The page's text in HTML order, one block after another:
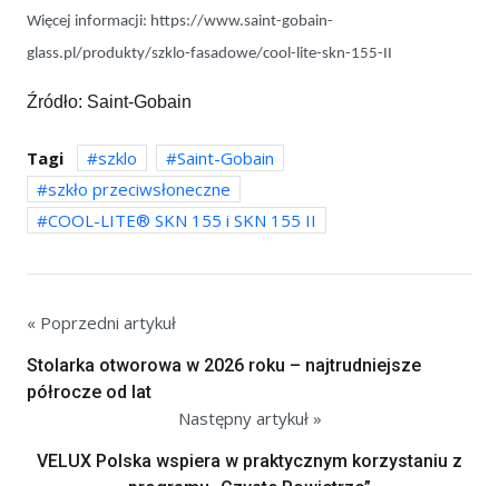
Więcej informacji: https://www.saint-gobain-
glass.pl/produkty/szklo-fasadowe/cool-lite-skn-155-II
Źródło: Saint-Gobain
Tagi szklo
Saint-Gobain
szkło przeciwsłoneczne
COOL-LITE® SKN 155 i SKN 155 II
« Poprzedni artykuł
Stolarka otworowa w 2026 roku – najtrudniejsze
półrocze od lat
Następny artykuł »
VELUX Polska wspiera w praktycznym korzystaniu z